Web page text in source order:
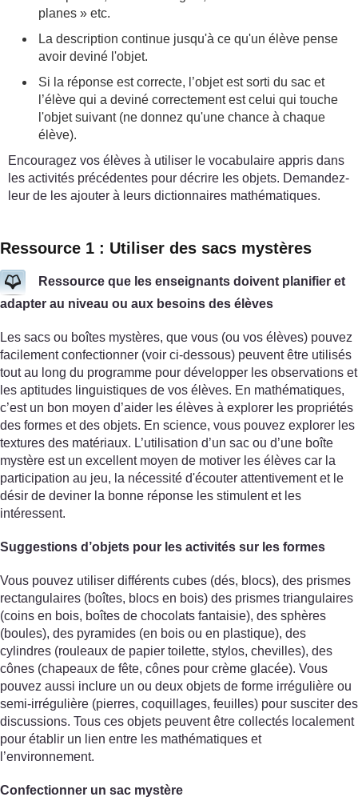
planes » etc.
La description continue jusqu'à ce qu'un élève pense
avoir deviné l'objet.
Si la réponse est correcte, l’objet est sorti du sac et
l’élève qui a deviné correctement est celui qui touche
l'objet suivant (ne donnez qu'une chance à chaque
élève).
Encouragez vos élèves à utiliser le vocabulaire appris dans
les activités précédentes pour décrire les objets. Demandez-
leur de les ajouter à leurs dictionnaires mathématiques.
Ressource 1 : Utiliser des sacs mystères
Ressource que les enseignants doivent planifier et
adapter au niveau ou aux besoins des élèves
Les sacs ou boîtes mystères, que vous (ou vos élèves) pouvez
facilement confectionner (voir ci-dessous) peuvent être utilisés
tout au long du programme pour développer les observations et
les aptitudes linguistiques de vos élèves. En mathématiques,
c’est un bon moyen d’aider les élèves à explorer les propriétés
des formes et des objets. En science, vous pouvez explorer les
textures des matériaux. L’utilisation d’un sac ou d’une boîte
mystère est un excellent moyen de motiver les élèves car la
participation au jeu, la nécessité d'écouter attentivement et le
désir de deviner la bonne réponse les stimulent et les
intéressent.
Suggestions d’objets pour les activités sur les formes
Vous pouvez utiliser différents cubes (dés, blocs), des prismes
rectangulaires (boîtes, blocs en bois) des prismes triangulaires
(coins en bois, boîtes de chocolats fantaisie), des sphères
(boules), des pyramides (en bois ou en plastique), des
cylindres (rouleaux de papier toilette, stylos, chevilles), des
cônes (chapeaux de fête, cônes pour crème glacée). Vous
pouvez aussi inclure un ou deux objets de forme irrégulière ou
semi-irrégulière (pierres, coquillages, feuilles) pour susciter des
discussions. Tous ces objets peuvent être collectés localement
pour établir un lien entre les mathématiques et
l’environnement.
Confectionner un sac mystère